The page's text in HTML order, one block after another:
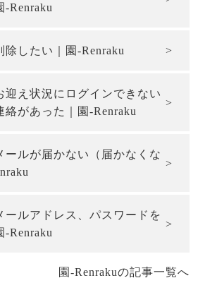
-Renraku
除したい｜園-Renraku
迎え状況にログインできない
絡があった｜園-Renraku
ールが届かない（届かなくな
ールアドレス、パスワードを
-Renraku
園-Renrakuの記事一覧へ